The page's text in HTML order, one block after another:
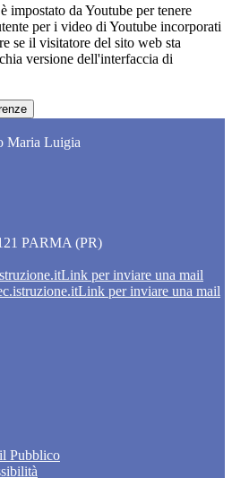
impostato da Youtube per tenere
per i video di Youtube incorporati
se il visitatore del sito web sta
versione dell'interfaccia di
Maria Luigia
PARMA (PR)
Link per inviare una mail
Link per inviare una mail
Pubblico